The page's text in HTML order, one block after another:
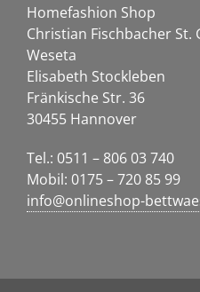
Homefashion Shop
Christian Fischbacher St.
Weseta
Elisabeth Stockleben
Fränkische Str. 36
30455 Hannover
Tel.: 0511 – 806 03 740
Mobil: 0175 – 720 85 99
info@onlineshop-